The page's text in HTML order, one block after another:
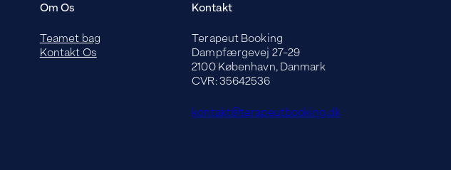
Om Os
Teamet bag
Kontakt Os
Kontakt
Terapeut Booking
Dampfærgevej 27-29
2100 København, Danmark
CVR: 35642536
kontakt@terapeutbooking.dk